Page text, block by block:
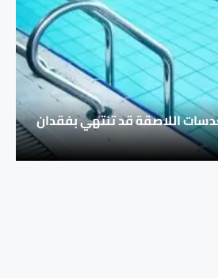
اللاصقة قد تنتهي بفقدان